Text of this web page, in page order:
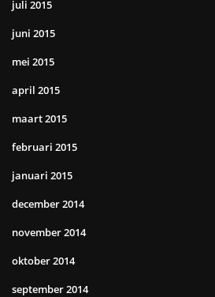
juli 2015
juni 2015
mei 2015
april 2015
maart 2015
februari 2015
januari 2015
december 2014
november 2014
oktober 2014
september 2014